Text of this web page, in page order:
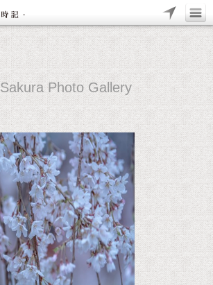
Sakura Photo Gallery